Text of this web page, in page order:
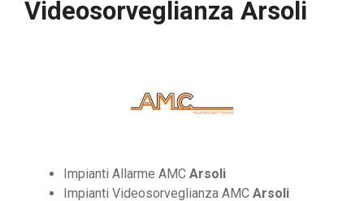
Videosorveglianza Arsoli
Impianti Allarme AMC Arsoli
Impianti Videosorveglianza AMC Arsoli